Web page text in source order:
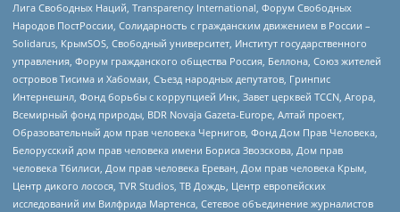
Лига Свободных Наций, Transparеncy International, Форум Свободных
Народов ПостРоссии, Солидарность с гражданским движением в России –
Solidarus, КрымSOS, Свободный университет, Институт государственного
управления, Форум гражданского общества Россия, Беллона, Союз жителей
островов Тисима и Хабомаи, Съезд народных депутатов, Гринпис
Интернешнл, Фонд борьбы с коррупцией Инк, Завет церквей TCCN, Агора,
Всемирный фонд природы, BDR Novaja Gazeta-Europe, Алтай проект,
Образовательный дом прав человека Чернигов, Фонд Дом Прав Человека,
Белорусский дом прав человека имени Бориса Звозскова, Дом прав
человека Тбилиси, Дом прав человека Ереван, Дом прав человека Крым,
Центр дикого лосося, TVR Studios, ТВ Дождь, Центр европейских
исследований им Вилфрида Мартенса, Сетевое объединение журналистов